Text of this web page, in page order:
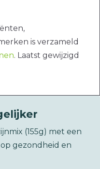
is verzameld
. Laatst gewijzigd
(155g) met een
gezondheid en